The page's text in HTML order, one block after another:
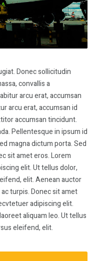
Donec sollicitudin
convallis a
arcu erat, accumsan
arcu erat, accumsan id
accumsan tincidunt.
Pellentesque in ipsum id
magna dictum porta. Sed
sit amet eros. Lorem
elit. Ut tellus dolor,
elit. Aenean auctor
turpis. Donec sit amet
adipiscing elit.
aliquam leo. Ut tellus
eleifend, elit.